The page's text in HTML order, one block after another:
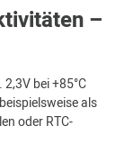
–
bei +85°C
als
oder RTC-